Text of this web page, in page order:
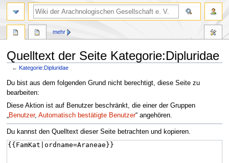
Quelltext der Seite Kategorie:Dipluridae
←Kategorie:Dipluridae
Zur
Navigation
springen
Zur
Suche
springen
Du bist aus dem folgenden Grund nicht berechtigt, diese Seite zu
bearbeiten:
Diese Aktion ist auf Benutzer beschränkt, die einer der Gruppen
„Benutzer, Automatisch bestätigte Benutzer“ angehören.
Du kannst den Quelltext dieser Seite betrachten und kopieren.
mehr